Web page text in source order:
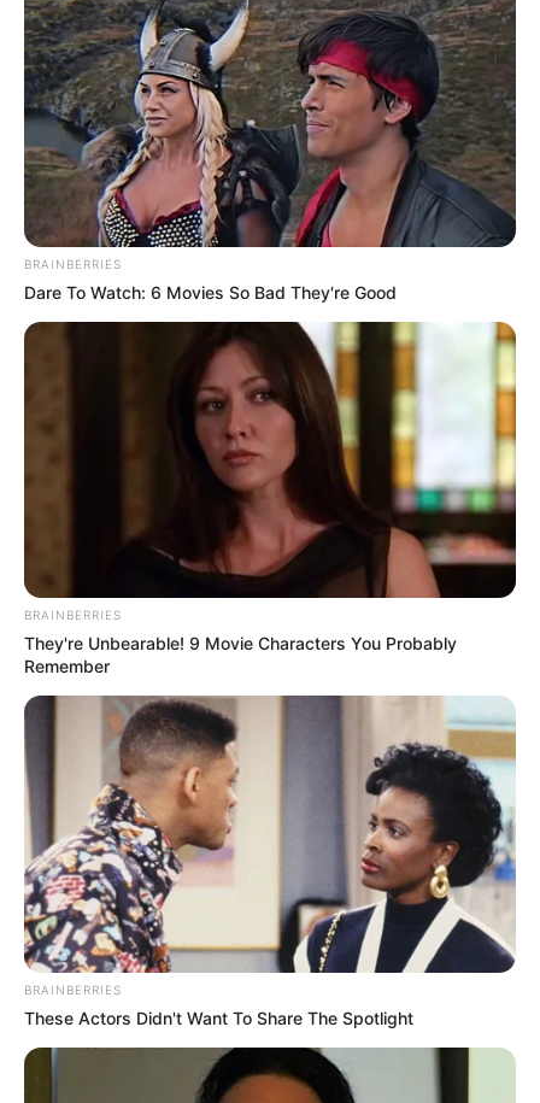
Fordulat az NKA-botrányban
Kitört a pánik az NKA-botrány miatt, miután
kiderült: a választási időszakban mintegy 17 milliárd
forintnyi kulturális támogatást osztottak szét. A
pénzek egy része komoly vitát váltott ki szakmai és
politikai körökben, sokan pedig a botrány
kirobbanása után inkább úgy döntöttek,
visszautalják a támogatást.
Lemondások és bírálatok követték az ügyet
BRAINBERRIES
Dare To Watch: 6 Movies So Bad They're Good
BRAINBERRIES
They're Unbearable! 9 Movie Characters You Probably
Remember
BRAINBERRIES
These Actors Didn't Want To Share The Spotlight